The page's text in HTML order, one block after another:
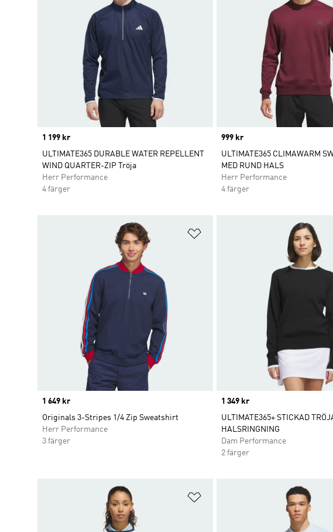
Price
1 199 kr
ULTIMATE365 DURABLE WATER REPELLENT
WIND QUARTER-ZIP Tröja
Herr Performance
4 färger
Price
999 kr
ULTIMATE365 CLIMAWARM
MED RUND HALS
Herr Performance
4 färger
Lägg till på önskelistan
Price
1 649 kr
Originals 3-Stripes 1/4 Zip Sweatshirt
Herr Performance
3 färger
Price
1 349 kr
ULTIMATE365+ STICKAD
HALSRINGNING
Dam Performance
2 färger
Lägg till på önskelistan